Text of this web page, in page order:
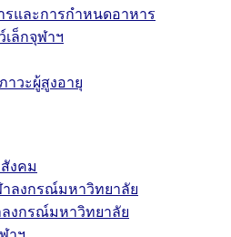
และการกำหนดอาหาร
เล็กจุฬาฯ
าวะผู้สูงอายุ
งคม
ลงกรณ์มหาวิทยาลัย
งกรณ์มหาวิทยาลัย